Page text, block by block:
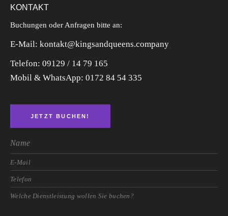
KONTAKT
Buchungen oder Anfragen bitte an:
E-Mail: kontakt@kingsandqueens.company
Telefon: 09129 / 14 79 165
Mobil & WhatsApp: 0172 84 54 335
JETZT BUCHEN!